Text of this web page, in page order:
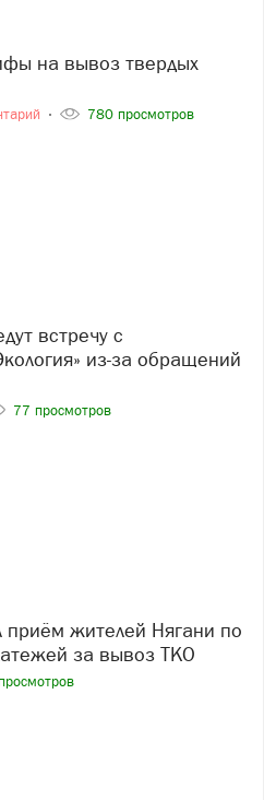
780 просмотров
из-за обращений
77 просмотров
за вывоз ТКО